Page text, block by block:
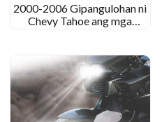
2000-2006 Gipangulohan ni
Chevy Tahoe ang mga
headlight Assembly